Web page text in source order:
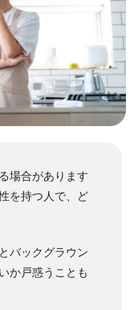
場合があります
を持つ人で、ど
バックグラウン
か戸惑うことも